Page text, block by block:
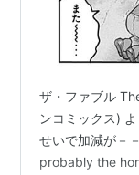
ザ・ファブル
ンコミックス)
せいで加減が－
probably the